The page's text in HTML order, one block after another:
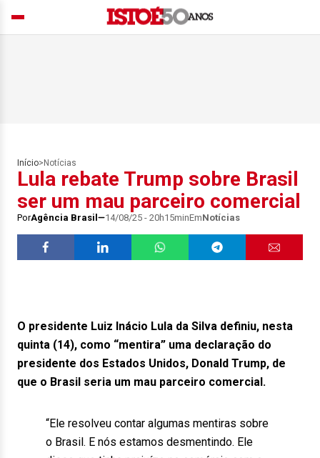
Início> Notícias
Lula rebate Trump sobre Brasil
ser um mau parceiro comercial
PorAgência Brasil 14/08/25 - 20h15minEmNotícias
O presidente Luiz Inácio Lula da Silva definiu, nesta
quinta (14), como “mentira” uma declaração do
presidente dos Estados Unidos, Donald Trump, de
que o Brasil seria um mau parceiro comercial.
“Ele resolveu contar algumas mentiras sobre
o Brasil. E nós estamos desmentindo. Ele